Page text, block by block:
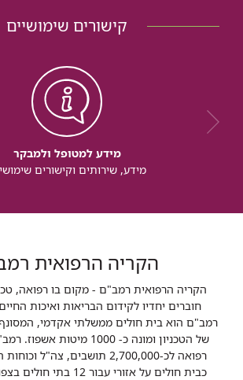
קישורים שימושיים
מידע למטופל ולמבקר
מידע, שירותים וקישורים
הקריה הרפואית
הקריה הרפואית רמב"ם - מקום בו רפואה,
חוברים יחדיו לקידום הבריאות ואיכות
רמב"ם הוא בית חולים ממשלתי אקדמי,
של הטכניון ומונה כ- 1000
רפואה לכ-2,700,000 תושבים,
כבית חולים על אזורי עבור 12 בתי חולים בצפון מדינת ישראל.